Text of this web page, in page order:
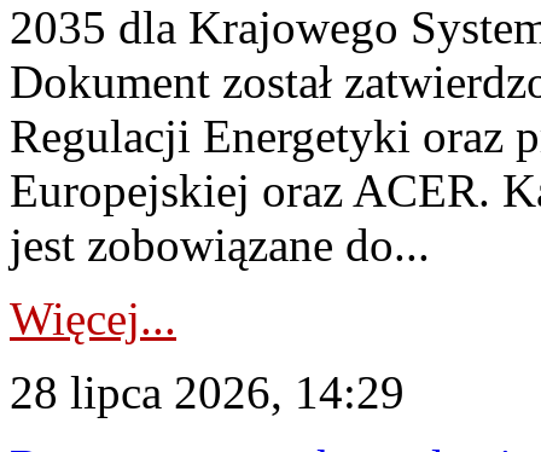
2035 dla Krajowego
Dokument został
Regulacji Energetyki oraz
Europejskiej oraz ACER.
jest zobowiązane do...
Więcej...
28 lipca 2026, 14:29